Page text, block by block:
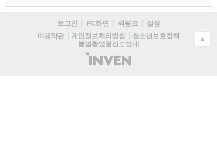
로그인 PC화면 퀵링크
설정
이용약관
개인정보처리방침
청소년보호정책
불법촬영물신고안내
(주)
인
▲